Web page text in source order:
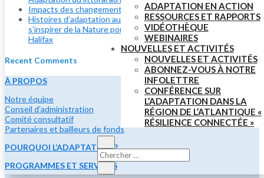
ADAPTATION EN ACTION
RESSOURCES ET RAPPORTS
VIDÉOTHÈQUE
WEBINAIRES
NOUVELLES ET ACTIVITÉS
NOUVELLES ET ACTIVITÉS
ABONNEZ-VOUS À NOTRE
INFOLETTRE
CONFÉRENCE SUR
L’ADAPTATION DANS LA
RÉGION DE L’ATLANTIQUE «
RÉSILIENCE CONNECTÉE »
Impacts des changements climatiques au Canada atlantique
Histoires d’adaptation aux changements climatiques :
s’inspirer de la Nature pour s’adapter à l’érosion côtière à
Halifax
Recent Comments
À PROPOS
Notre équipe
Conseil d’administration
Comité consultatif
Partenaires et bailleurs de fonds
POURQUOI L’ADAPTATION ?
PROGRAMMES ET SERVICES